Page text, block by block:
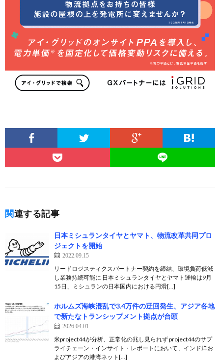
関連する記事
日本ミシュランタイヤとヤマト、物流改革共同プロ
ジェクトを開始
2022.09.15
リードロジスティクスパートナー契約を締結、環境負荷低減
し業務持続可能に 日本ミシュランタイヤとヤマト運輸は9月
15日、ミシュランの日本国内における円滑[…]
ホルムズ海峡混乱で3.4万件の迂回発生、アジア各地
で新たなトランシップメント拠点が台頭
2026.04.01
米project44が分析、正常化の兆し見られず project44のサプ
ライチェーン・インサイト・レポートにおいて、インド洋お
よびアジアの港湾ネット[…]